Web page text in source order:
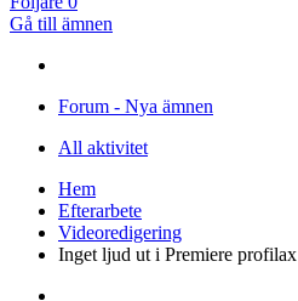
Gå till ämnen
Forum - Nya ämnen
All aktivitet
Hem
Efterarbete
Videoredigering
Inget ljud ut i Premiere profilax